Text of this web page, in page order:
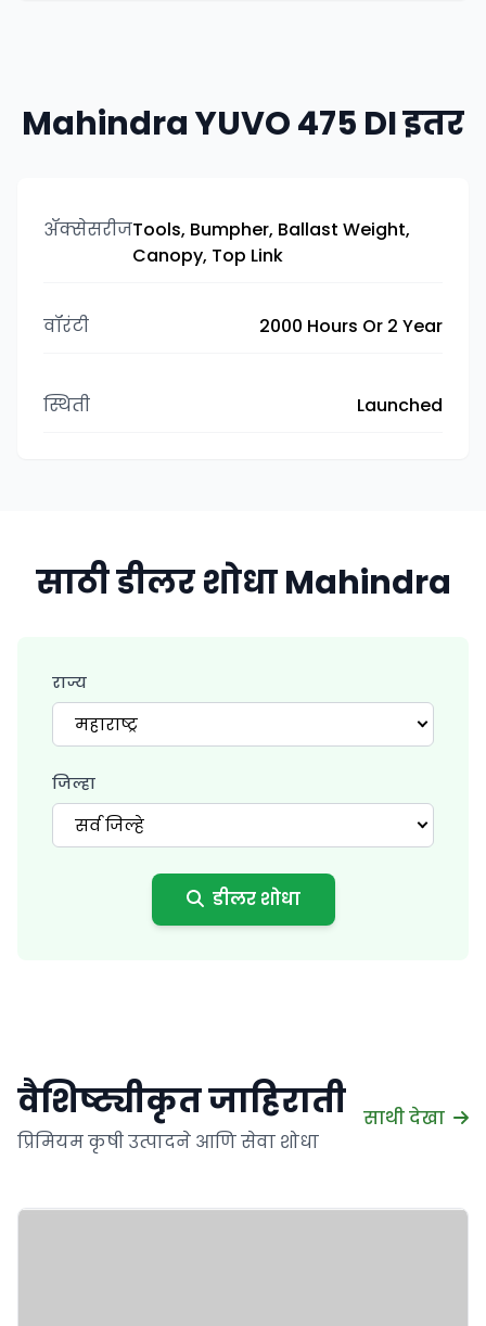
Mahindra YUVO 475 DI इतर
ॲक्सेसरीजTools, Bumpher, Ballast Weight,
Canopy, Top Link
वॉरंटी 2000 Hours Or 2 Year
स्थिती Launched
साठी डीलर शोधा Mahindra
राज्य
महाराष्ट्र
जिल्हा
सर्व जिल्हे
डीलर शोधा
वैशिष्ट्यीकृत जाहिराती
प्रिमियम कृषी उत्पादने आणि सेवा शोधा
साथी देखा